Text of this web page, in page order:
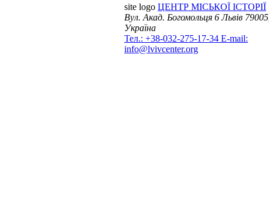
site logo ЦЕНТР МІСЬКОЇ ІСТОРІЇ
Вул. Акад. Богомольця 6Львів 79005,
Україна
Тел.: +38-032-275-17-34 E-mail:
info@lvivcenter.org